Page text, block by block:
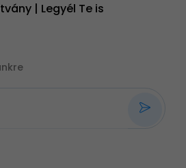
| Legyél Te is